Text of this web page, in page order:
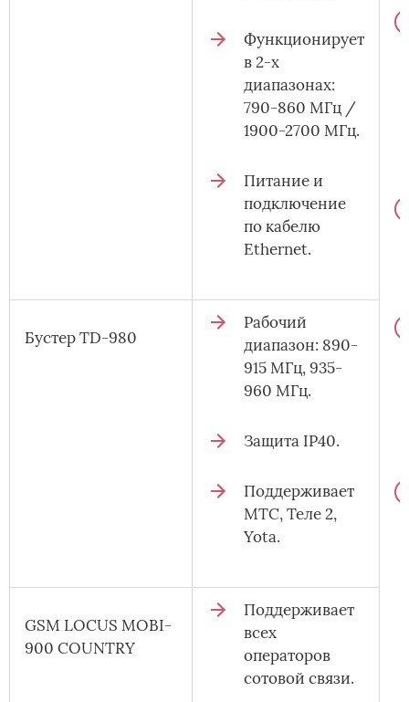
Функционирует
в 2-х
диапазонах:
790-860 МГц /
1900-2700 МГц.
Питание и
подключение
по кабелю
Ethernet.
Бустер TD-980
Рабочий
диапазон: 890-
915 МГц, 935-
960 МГц.
Защита IP40.
Поддерживает
МТС, Теле 2,
Yota.
GSM LOCUS MOBI-
900 COUNTRY
Поддерживает
всех
операторов
сотовой связи.